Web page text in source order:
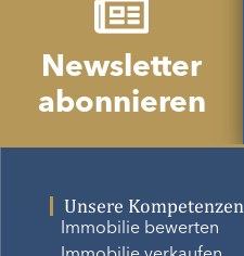
Newsletter
abonnieren
Unsere Kompetenzen
Immobilie bewerten